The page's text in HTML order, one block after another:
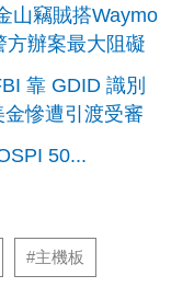
山竊賊搭Waymo
方辦案最大阻礙
靠 GDID 識別
慘遭引渡受審
50...
#主機板